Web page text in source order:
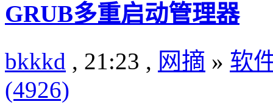
GRUB多重启动管理器
bkkkd , 21:23 , 网摘 » 软
(4926)